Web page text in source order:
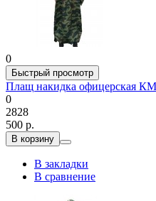
0
Быстрый просмотр
Плащ накидка офицерская
0
2828
500 р.
В корзину
В закладки
В сравнение